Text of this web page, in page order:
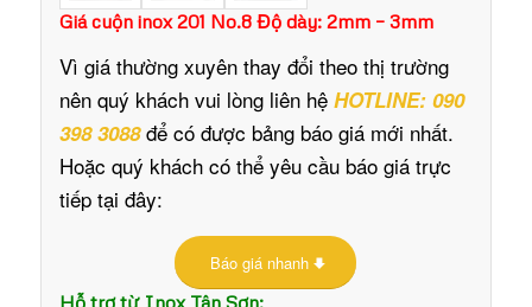
Giá cuộn inox 201 No.8 Độ dày: 2mm – 3mm
Vì giá thường xuyên thay đổi theo thị trường
nên quý khách vui lòng liên hệ HOTLINE: 090
398 3088để có được bảng báo giá mới nhất.
Hoặc quý khách có thể yêu cầu báo giá trực
tiếp tại đây:
Báo giá nhanh